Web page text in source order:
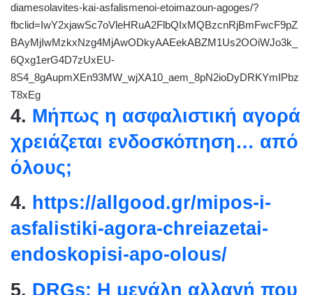
diamesolavites-kai-asfalismenoi-etoimazoun-agoges/?
fbclid=IwY2xjawSc7oVleHRuA2FlbQIxMQBzcnRjBmFwcF9pZ
BAyMjIwMzkxNzg4MjAwODkyAAEekABZM1Us2OOiWJo3k_
6Qxg1erG4D7zUxEU-
8S4_8gAupmXEn93MW_wjXA10_aem_8pN2ioDyDRKYmIPbz
T8xEg
4. Μήπως η ασφαλιστική αγορά
χρειάζεται ενδοσκόπηση… από
όλους;
4. https://allgood.gr/mipos-i-
asfalistiki-agora-chreiazetai-
endoskopisi-apo-olous/
5. DRGs: Η μεγάλη αλλαγή που